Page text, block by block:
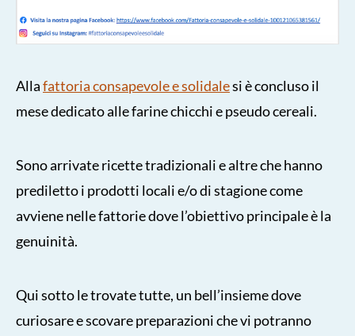
Allafattoria consapevole e solidalesi è concluso il
mese dedicato alle farine chicchi e pseudo cereali.
Sono arrivate ricette tradizionali e altre che hanno
prediletto i prodotti locali e/o di stagione come
avviene nelle fattorie dove l’obiettivo principale è la
genuinità.
Qui sotto le trovate tutte, un bell’insieme dove
curiosare e scovare preparazioni che vi potranno